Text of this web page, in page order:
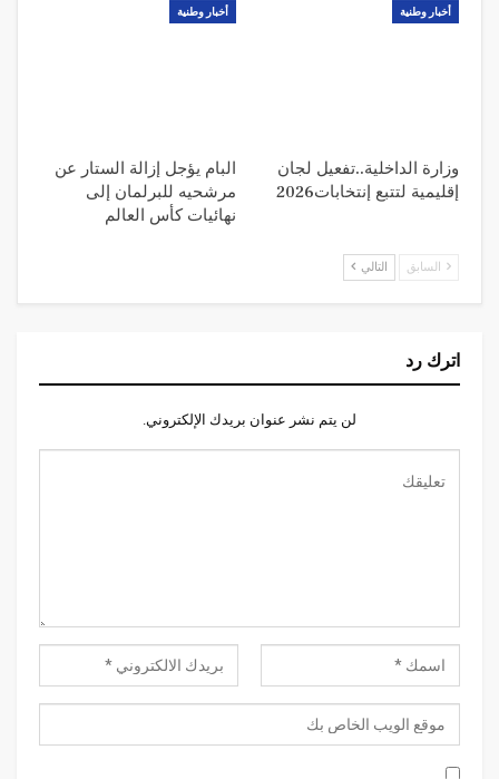
أخبار وطنية
وزارة الداخلية..تفعيل لجان
إقليمية لتتبع إنتخابات2026
أخبار وطنية
البام يؤجل إزالة الستار عن
مرشحيه للبرلمان إلى
نهائيات كأس العالم
السابق التالي
اترك رد
لن يتم نشر عنوان بريدك الإلكتروني.